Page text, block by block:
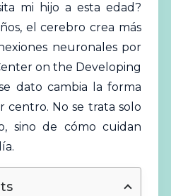
mi hijo a esta edad?
el cerebro crea más
neuronales por
on the Developing
dato cambia la forma
centro. No se trata solo
sino de cómo cuidan